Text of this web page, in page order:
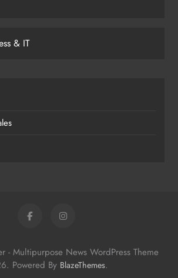
& IT
- Multipurpose News WordPress Theme
Powered By BlazeThemes.